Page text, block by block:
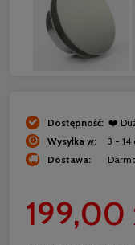
Dostępność: ❤️
Wysyłka w:
3 - 14
Dostawa:
Cena nie zawiera
199,00